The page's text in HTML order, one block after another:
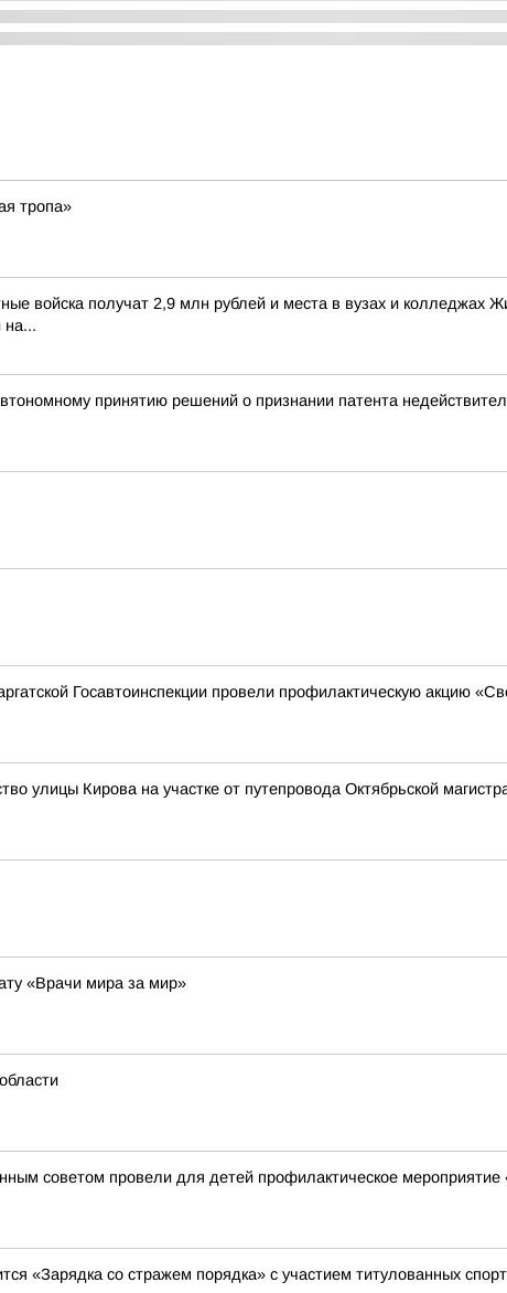
тропа»
войска получат 2,9 млн рублей и места в вузах и колледжах
на...
принятию решений о признании патента
Госавтоинспекции провели профилактическую акцию
улицы Кирова на участке от путепровода Октябрьской
«Врачи мира за мир»
советом провели для детей профилактическое мероприятие
«Зарядка со стражем порядка» с участием титулованных